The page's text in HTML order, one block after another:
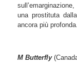
una prostituta
ancora più
M Butterfly